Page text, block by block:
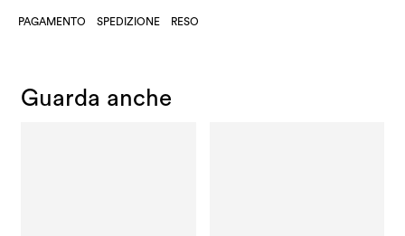
PAGAMENTO SPEDIZIONE RESO
Guarda anche